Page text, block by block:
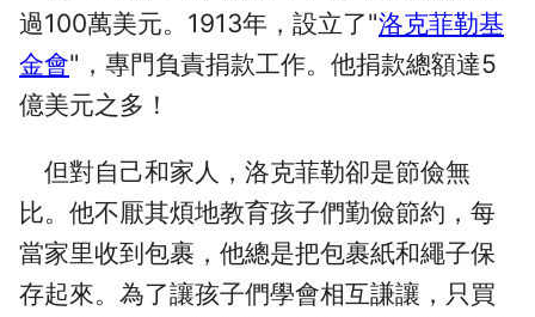
過100萬美元。1913年，設立了"洛克菲勒基
金會"，專門負責捐款工作。他捐款總額達5
億美元之多！
但對自己和家人，洛克菲勒卻是節儉無
比。他不厭其煩地教育孩子們勤儉節約，每
當家里收到包裹，他總是把包裹紙和繩子保
存起來。為了讓孩子們學會相互謙讓，只買